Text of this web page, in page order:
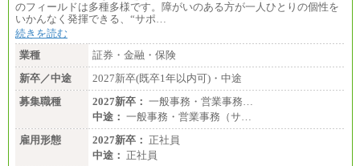
のフィールドは多種多様です。障がいのある方が一人ひとりの個性を
いかんなく発揮できる、“サポ…
続きを読む
業種
証券・金融・保険
新卒／中途
2027新卒(既卒1年以内可)・中途
募集職種
2027新卒： 一般事務・営業事務…
中途： 一般事務・営業事務（サ…
雇用形態
2027新卒： 正社員
中途： 正社員